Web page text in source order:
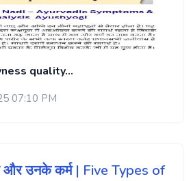
quality…
07:10 PM
और उनके कर्म | Five Types of